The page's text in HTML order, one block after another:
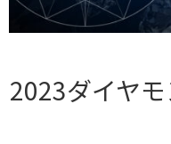
2023ダイヤ